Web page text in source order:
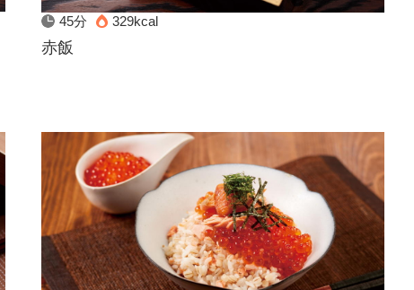
45分 329kcal
赤飯